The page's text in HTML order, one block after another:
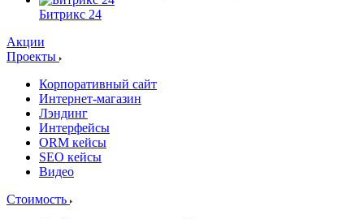
Битрикс 24
Акции
Проекты
Корпоративный сайт
Интернет-магазин
Лэндинг
Интерфейсы
ORM кейсы
SEO кейсы
Видео
Стоимость